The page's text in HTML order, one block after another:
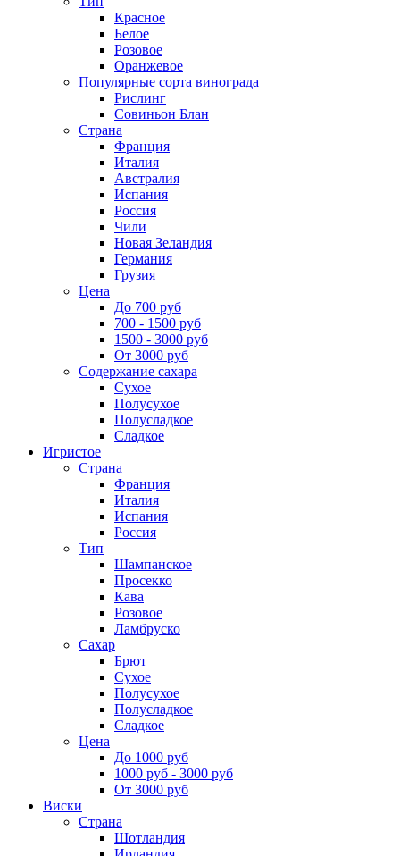
Красное
Белое
Розовое
Оранжевое
Популярные сорта винограда
Рислинг
Совиньон Блан
Страна
Франция
Италия
Австралия
Испания
Россия
Чили
Новая Зеландия
Германия
Грузия
Цена
До 700 руб
700 - 1500 руб
1500 - 3000 руб
От 3000 руб
Содержание сахара
Сухое
Полусухое
Полусладкое
Сладкое
Игристое
Страна
Франция
Италия
Испания
Россия
Тип
Шампанское
Просекко
Кава
Розовое
Ламбруско
Сахар
Брют
Сухое
Полусухое
Полусладкое
Сладкое
Цена
До 1000 руб
1000 руб - 3000 руб
От 3000 руб
Виски
Страна
Шотландия